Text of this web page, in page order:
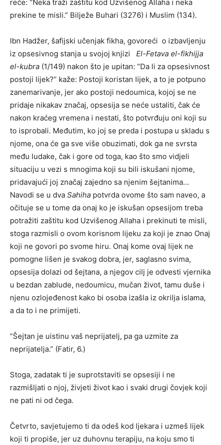
reče: “Neka traži zaštitu kod Uzvišenog Allaha i neka
prekine te misli.” Bilježe Buhari (3276) i Muslim (134).
Ibn Hadžer, šafijski učenjak fikha, govoreći o izbavljenju
iz opsesivnog stanja u svojoj knjizi El-Fetava el-fikhijja
el-kubra (1/149) nakon što je upitan: “Da li za opsesivnost
postoji lijek?” kaže: Postoji koristan lijek, a to je potpuno
zanemarivanje, jer ako postoji nedoumica, kojoj se ne
pridaje nikakav značaj, opsesija se neće ustaliti, čak će
nakon kraćeg vremena i nestati, što potvrđuju oni koji su
to isprobali. Međutim, ko joj se preda i postupa u skladu s
njome, ona će ga sve više obuzimati, dok ga ne svrsta
među ludake, čak i gore od toga, kao što smo vidjeli
situaciju u vezi s mnogima koji su bili iskušani njome,
pridavajući joj značaj zajedno sa njenim šejtanima…
Navodi se u dva Sahiha potvrda ovome što sam naveo, a
očituje se u tome da onaj ko je iskušan opsesijom treba
potražiti zaštitu kod Uzvišenog Allaha i prekinuti te misli,
stoga razmisli o ovom korisnom lijeku za koji je znao Onaj
koji ne govori po svome hiru. Onaj kome ovaj lijek ne
pomogne lišen je svakog dobra, jer, saglasno svima,
opsesija dolazi od šejtana, a njegov cilj je odvesti vjernika
u bezdan zablude, nedoumicu, mučan život, tamu duše i
njenu ozlojeđenost kako bi osoba izašla iz okrilja islama,
a da to i ne primijeti.
“Šejtan je uistinu vaš neprijatelj, pa ga uzmite za
neprijatelja.” (Fatir, 6.)
Stoga, zadatak ti je suprotstaviti se opsesiji i ne
razmišljati o njoj, živjeti život kao i svaki drugi čovjek koji
ne pati ni od čega.
Četvrto, savjetujemo ti da odeš kod ljekara i uzmeš lijek
koji ti propiše, jer uz duhovnu terapiju, na koju smo ti